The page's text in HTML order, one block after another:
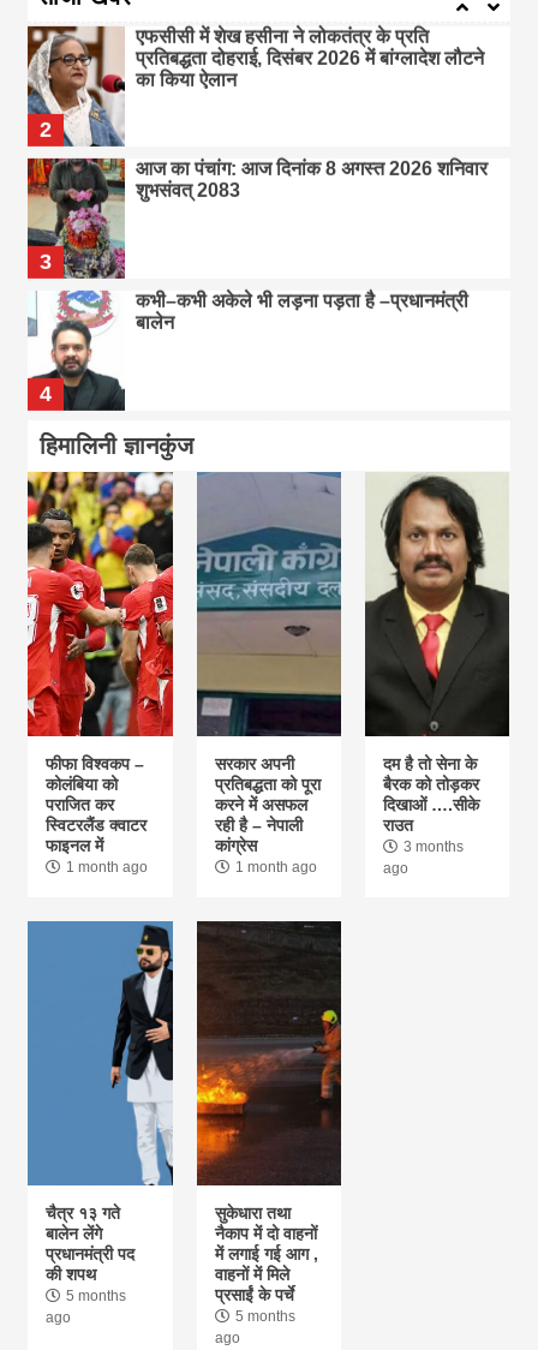
2
एफसीसी में शेख हसीना ने लोकतंत्र के प्रति
प्रतिबद्धता दोहराई, दिसंबर 2026 में बांग्लादेश लौटने
का किया ऐलान
3
आज का पंचांग: आज दिनांक 8 अगस्त 2026 शनिवार
शुभसंवत् 2083
4
कभी–कभी अकेले भी लड़ना पड़ता है –प्रधानमंत्री
बालेन
5
तीन प्रज्ञा प्रतिष्ठानों में नियुक्ति… प्रज्ञा प्रतिष्ठान में
कुमार नगरकोटी
6
लेन-देन के विवाद पर हुए समझौते को रद्द करने की मांग
को लेकर जनकपुरधाम में साहूकारों का प्रदर्शन
7
जोगबनी में एसएसबी की फर्जी आईडी बनाकर ठगी करने
वाला धराया, अवैध वसूली का आरोप
8
उपकार सेवा नेपाल द्वारा ठोरी में सहयोग
मौन की महिमा : प्रभु को प्रसन्न करने का सबसे सरल
और श्रेष्ठ मार्ग : बिमल सर्राफ
10
ऐतिहासिक तस्वीरों का संरक्षण राष्ट्र की जिम्मेदारी :
अध्यक्ष हरिप्रसाद रेग्मी
1
‘मधेस का कैलाश’ — टुटेश्वरनाथ महादेव धाम
हिमालिनी ज्ञानकुंज
फीफा विश्वकप –
कोलंबिया को
पराजित कर
स्विटरलैंड क्वाटर
फाइनल में
1 month ago
सरकार अपनी
प्रतिबद्धता को पूरा
करने में असफल
रही है – नेपाली
कांग्रेस
1 month ago
दम है तो सेना के
बैरक को तोड़कर
दिखाओं ….सीके
राउत
3 months
ago
चैत्र १३ गते
बालेन लेंगे
प्रधानमंत्री पद
की शपथ
5 months
ago
सुकेधारा तथा
नैकाप में दो वाहनों
में लगाई गई आग ,
वाहनों में मिले
प्रसाईं के पर्चे
5 months
ago